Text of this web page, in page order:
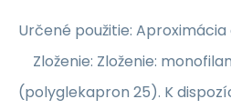
Určené použitie:
Zloženie: Zloženie:
(polyglekapron 25). K